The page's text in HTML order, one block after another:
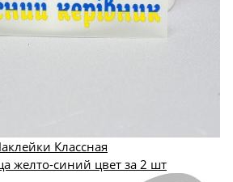
Классная
желто-синий цвет за 2 шт